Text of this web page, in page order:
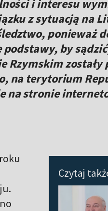
i interesu
z sytuacją na
ponieważ
by
Rzymskim zostały
na terytorium
na stronie
Czytaj